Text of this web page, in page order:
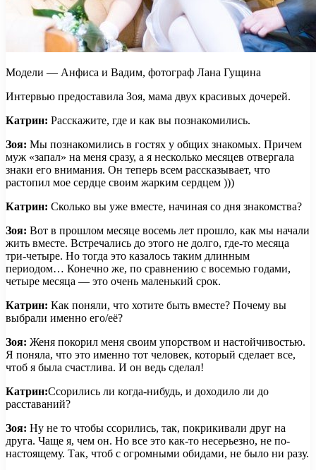
Модели — Анфиса и Вадим, фотограф Лана Гущина
Интервью предоставила Зоя, мама двух красивых дочерей.
Катрин: Расскажите, где и как вы познакомились.
Зоя: Мы познакомились в гостях у общих знакомых. Причем
муж «запал» на меня сразу, а я несколько месяцев отвергала
знаки его внимания. Он теперь всем рассказывает, что
растопил мое сердце своим жарким сердцем )))
Катрин: Сколько вы уже вместе, начиная со дня знакомства?
Зоя: Вот в прошлом месяце восемь лет прошло, как мы начали
жить вместе. Встречались до этого не долго, где-то месяца
три-четыре. Но тогда это казалось таким длинным
периодом… Конечно же, по сравнению с восемью годами,
четыре месяца — это очень маленький срок.
Катрин: Как поняли, что хотите быть вместе? Почему вы
выбрали именно его/её?
Зоя: Женя покорил меня своим упорством и настойчивостью.
Я поняла, что это именно тот человек, который сделает все,
чтоб я была счастлива. И он ведь сделал!
Катрин:Ссорились ли когда-нибудь, и доходило ли до
расставаний?
Зоя: Ну не то чтобы ссорились, так, покрикивали друг на
друга. Чаще я, чем он. Но все это как-то несерьезно, не по-
настоящему. Так, чтоб с огромными обидами, не было ни разу.